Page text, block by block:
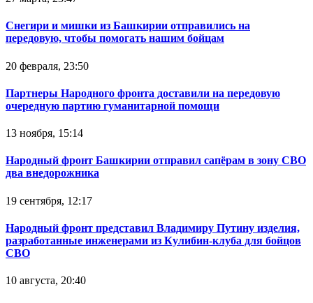
Снегири и мишки из Башкирии отправились на
передовую, чтобы помогать нашим бойцам
20 февраля, 23:50
Партнеры Народного фронта доставили на передовую
очередную партию гуманитарной помощи
13 ноября, 15:14
Народный фронт Башкирии отправил сапёрам в зону СВО
два внедорожника
19 сентября, 12:17
Народный фронт представил Владимиру Путину изделия,
разработанные инженерами из Кулибин-клуба для бойцов
СВО
10 августа, 20:40